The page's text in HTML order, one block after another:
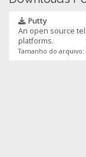
Putty
An open source
platforms.
Tamanho do arquivo: